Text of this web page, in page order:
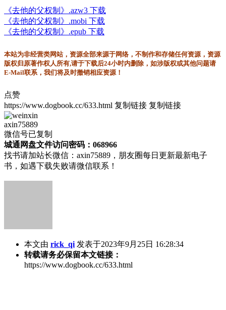
《去他的父权制》.azw3 下载
《去他的父权制》.mobi 下载
《去他的父权制》.epub 下载
本站为非经营类网站，资源全部来源于网络，不制作和存储任何资源，资源
版权归原著作权人所有,请于下载后24小时内删除，如涉版权或其他问题请
E-Mail联系，我们将及时撤销相应资源！
点赞
https://www.dogbook.cc/633.html 复制链接 复制链接
axin75889
微信号已复制
城通网盘文件访问密码：068966
找书请加站长微信：axin75889，朋友圈每日更新最新电子
书，如遇下载失败请微信联系！
本文由 rick_qi 发表于2023年9月25日 16:28:34
转载请务必保留本文链接：
https://www.dogbook.cc/633.html